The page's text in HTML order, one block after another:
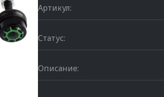
Артикул:
Статус:
Описание: